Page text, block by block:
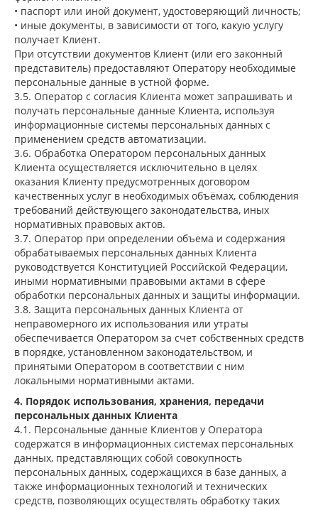
• паспорт или иной документ, удостоверяющий личность;
• иные документы, в зависимости от того, какую услугу
получает Клиент.
При отсутствии документов Клиент (или его законный
представитель) предоставляют Оператору необходимые
персональные данные в устной форме.
3.5. Оператор с согласия Клиента может запрашивать и
получать персональные данные Клиента, используя
информационные системы персональных данных с
применением средств автоматизации.
3.6. Обработка Оператором персональных данных
Клиента осуществляется исключительно в целях
оказания Клиенту предусмотренных договором
качественных услуг в необходимых объёмах, соблюдения
требований действующего законодательства, иных
нормативных правовых актов.
3.7. Оператор при определении объема и содержания
обрабатываемых персональных данных Клиента
руководствуется Конституцией Российской Федерации,
иными нормативными правовыми актами в сфере
обработки персональных данных и защиты информации.
3.8. Защита персональных данных Клиента от
неправомерного их использования или утраты
обеспечивается Оператором за счет собственных средств
в порядке, установленном законодательством, и
принятыми Оператором в соответствии с ним
локальными нормативными актами.
4. Порядок использования, хранения, передачи
персональных данных Клиента
4.1. Персональные данные Клиентов у Оператора
содержатся в информационных системах персональных
данных, представляющих собой совокупность
персональных данных, содержащихся в базе данных, а
также информационных технологий и технических
средств, позволяющих осуществлять обработку таких